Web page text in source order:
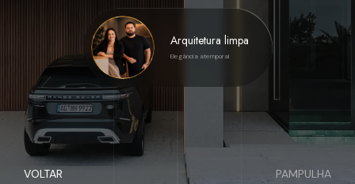
Arquitetura limpa
Elegância atemporal
VOLTAR PAMPULHA